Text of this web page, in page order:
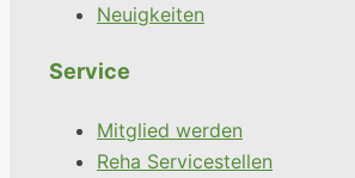
Neuigkeiten
Service
Mitglied werden
Reha Servicestellen